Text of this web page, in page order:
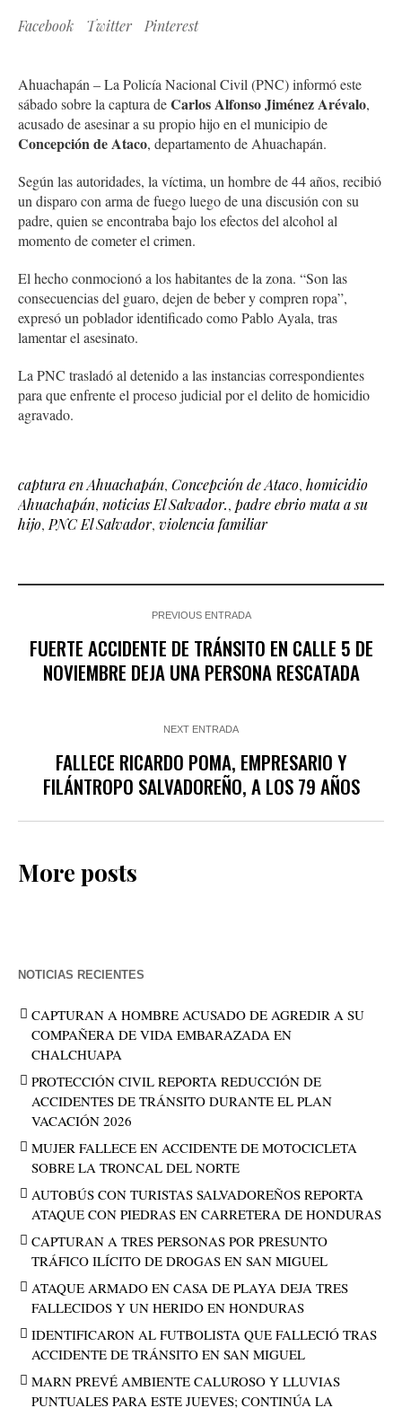
Facebook Twitter Pinterest
Ahuachapán – La Policía Nacional Civil (PNC) informó este
sábado sobre la captura deCarlos Alfonso Jiménez Arévalo,
acusado de asesinar a su propio hijo en el municipio de
Concepción de Ataco, departamento de Ahuachapán.
Según las autoridades, la víctima, un hombre de 44 años, recibió
un disparo con arma de fuego luego de una discusión con su
padre, quien se encontraba bajo los efectos del alcohol al
momento de cometer el crimen.
El hecho conmocionó a los habitantes de la zona. “Son las
consecuencias del guaro, dejen de beber y compren ropa”,
expresó un poblador identificado como Pablo Ayala, tras
lamentar el asesinato.
La PNC trasladó al detenido a las instancias correspondientes
para que enfrente el proceso judicial por el delito de homicidio
agravado.
captura en Ahuachapán, Concepción de Ataco, homicidio
Ahuachapán, noticias El Salvador., padre ebrio mata a su
hijo, PNC El Salvador, violencia familiar
PREVIOUS ENTRADA
FUERTE ACCIDENTE DE TRÁNSITO EN CALLE 5 DE
NOVIEMBRE DEJA UNA PERSONA RESCATADA
NEXT ENTRADA
FALLECE RICARDO POMA, EMPRESARIO Y
FILÁNTROPO SALVADOREÑO, A LOS 79 AÑOS
More posts
NOTICIAS RECIENTES
CAPTURAN A HOMBRE ACUSADO DE AGREDIR A SU
COMPAÑERA DE VIDA EMBARAZADA EN
CHALCHUAPA
PROTECCIÓN CIVIL REPORTA REDUCCIÓN DE
ACCIDENTES DE TRÁNSITO DURANTE EL PLAN
VACACIÓN 2026
MUJER FALLECE EN ACCIDENTE DE MOTOCICLETA
SOBRE LA TRONCAL DEL NORTE
AUTOBÚS CON TURISTAS SALVADOREÑOS REPORTA
ATAQUE CON PIEDRAS EN CARRETERA DE HONDURAS
CAPTURAN A TRES PERSONAS POR PRESUNTO
TRÁFICO ILÍCITO DE DROGAS EN SAN MIGUEL
ATAQUE ARMADO EN CASA DE PLAYA DEJA TRES
FALLECIDOS Y UN HERIDO EN HONDURAS
IDENTIFICARON AL FUTBOLISTA QUE FALLECIÓ TRAS
ACCIDENTE DE TRÁNSITO EN SAN MIGUEL
MARN PREVÉ AMBIENTE CALUROSO Y LLUVIAS
PUNTUALES PARA ESTE JUEVES; CONTINÚA LA